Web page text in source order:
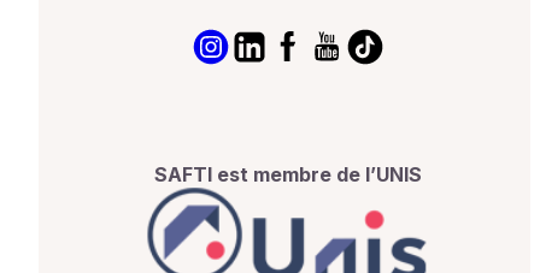
SAFTI est membre de l’UNIS